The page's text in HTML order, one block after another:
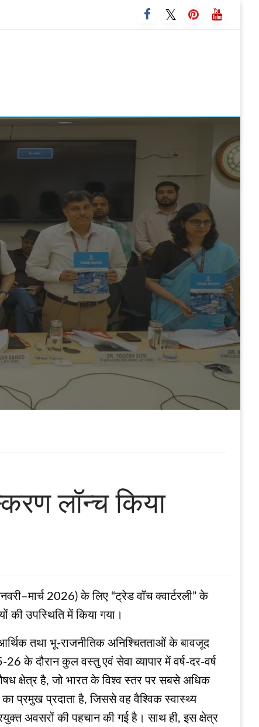
लॉन्च किया
2026) के लिए “ट्रेड वॉच क्वार्टरली” के
की उपस्थिति में किया गया।
तथा भू-राजनीतिक अनिश्चितताओं के बावजूद
26 के दौरान कुल वस्तु एवं सेवा व्यापार में वर्ष-दर-वर्ष
क्षेत्र है, जो भारत के विश्व स्तर पर सबसे अधिक
प्रमुख प्रदाता है, जिससे वह वैश्विक स्वास्थ्य
अवसरों की पहचान की गई है। साथ ही, इस क्षेत्र